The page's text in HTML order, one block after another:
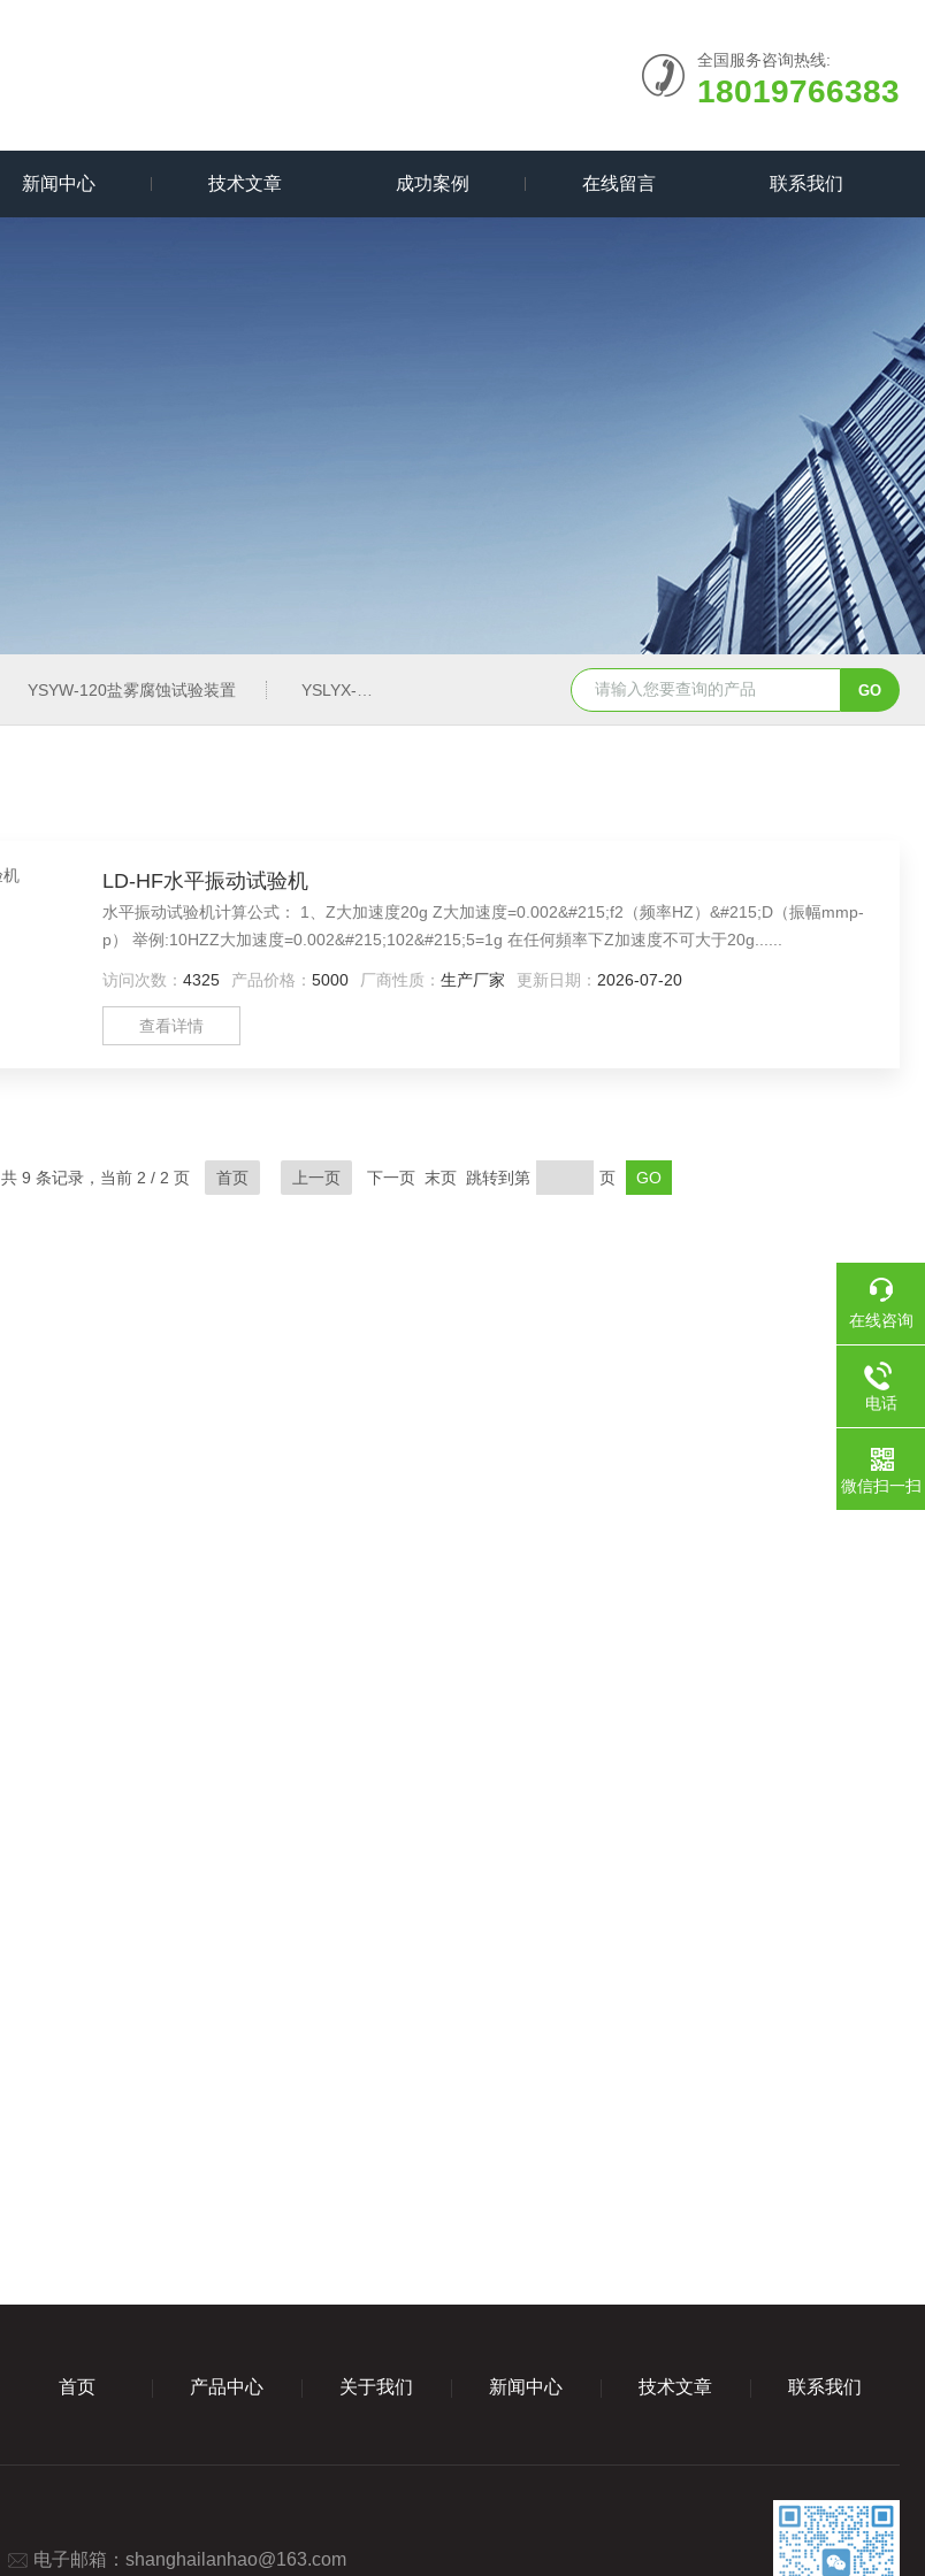
全国服务咨询热线:
18019766383
新闻中心 技术文章 成功案例 在线留言 联系我们
YSYW-120盐雾腐蚀试验装置 YSLYX-010防水试验设备 YSCYS-010臭氧老化试验设备
LD-HF水平振动试验机
水平振动试验机计算公式： 1、Z大加速度20g Z大加速度=0.002&#215;f2（频率HZ）&#215;D（振幅mmp-
p） 举例:10HZZ大加速度=0.002&#215;102&#215;5=1g 在任何頻率下Z加速度不可大于20g......
访问次数： 4325 产品价格： 5000 厂商性质： 生产厂家 更新日期： 2026-07-20
查看详情
共 9 条记录，当前 2 / 2 页 首页 上一页 下一页 末页 跳转到第 页
首页 产品中心 关于我们 新闻中心 技术文章 联系我们
电子邮箱： shanghailanhao@163.com
在线咨询
电话
微信扫一扫